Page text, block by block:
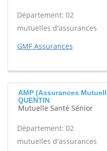
Département: 02
mutuelles d'assurances
GMF Assurances
AMP (Assurances
QUENTIN
Mutuelle Santé Sénior
Département: 02
mutuelles d'assurances